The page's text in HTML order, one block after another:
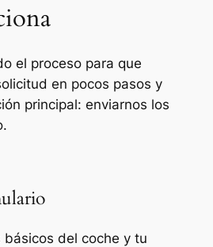
el proceso para que
en pocos pasos y
principal: enviarnos los
básicos del coche y tu